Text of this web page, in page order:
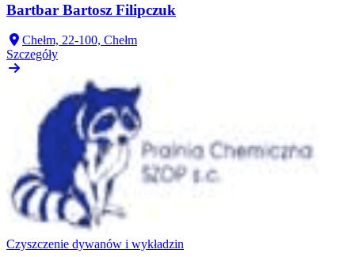
Bartbar Bartosz Filipczuk
Chełm, 22-100, Chełm
Szczegóły
Czyszczenie dywanów i wykładzin